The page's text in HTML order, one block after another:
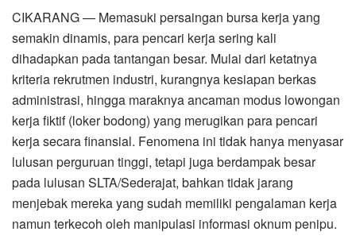
CIKARANG — Memasuki persaingan bursa kerja yang
semakin dinamis, para pencari kerja sering kali
dihadapkan pada tantangan besar. Mulai dari ketatnya
kriteria rekrutmen industri, kurangnya kesiapan berkas
administrasi, hingga maraknya ancaman modus lowongan
kerja fiktif (loker bodong) yang merugikan para pencari
kerja secara finansial. Fenomena ini tidak hanya menyasar
lulusan perguruan tinggi, tetapi juga berdampak besar
pada lulusan SLTA/Sederajat, bahkan tidak jarang
menjebak mereka yang sudah memiliki pengalaman kerja
namun terkecoh oleh manipulasi informasi oknum penipu.